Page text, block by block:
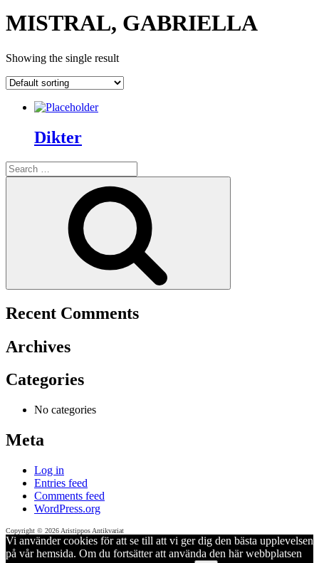
MISTRAL, GABRIELLA
Showing the single result
Dikter
Search
for:
Recent Comments
Archives
Categories
No categories
Meta
Log in
Entries feed
Comments feed
WordPress.org
Copyright © 2026 Aristippos Antikvariat
Vi använder cookies för att se till att vi ger dig den bästa upplevelsen
på vår hemsida. Om du fortsätter att använda den här webbplatsen